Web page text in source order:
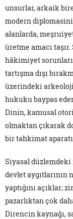
unsurlar, arkaik
modern
alanlarda,
üretme amacı
hâkimiyet
tartışma dışı
üzerindeki
hukuku baypas
Dinin, kamusal
olmaktan çıkarak
bir tahkimat
Siyasal
devlet aygıtlarının
yaptığını açıklar;
pazarlıktan çok
Direncin kaynağı,